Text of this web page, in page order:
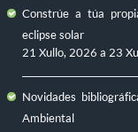
Constrúe a túa
eclipse solar
21 Xullo, 2026 a 23
Novidades
Ambiental